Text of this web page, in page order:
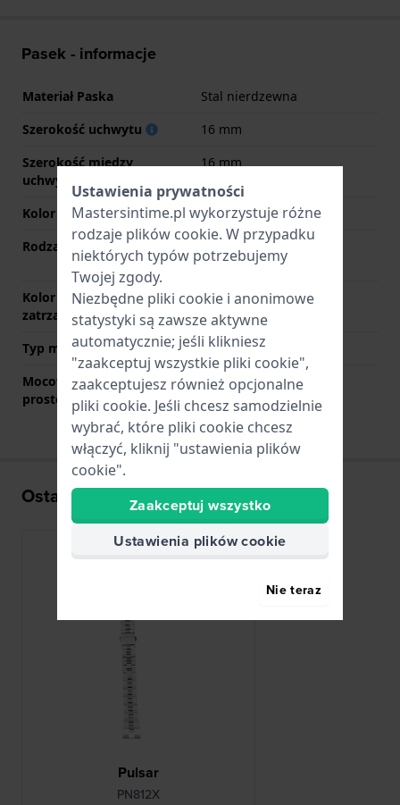
Pasek - informacje
Materiał Paska
Stal nierdzewna
Szerokość uchwytu
16 mm
Szerokość między
uchwytami
16 mm
Kolor paska
Srebrny
Rodzaj zapięcia
Zapięcie zatrzaskowe z
przyciskami
Kolor zapięcia
zatrzaskowego
Srebrny
Typ mocowania
Kołki sprężyste
Mocowanie za pomocą
prostego bolca
Nie
Ostatnio oglądane
Pulsar
PN812X
Ustawienia prywatności
Mastersintime.pl wykorzystuje różne
rodzaje plików cookie. W przypadku
niektórych typów potrzebujemy
Twojej zgody.
Niezbędne pliki cookie i anonimowe
statystyki są zawsze aktywne
automatycznie; jeśli klikniesz
"zaakceptuj wszystkie pliki cookie",
zaakceptujesz również opcjonalne
pliki cookie. Jeśli chcesz samodzielnie
wybrać, które pliki cookie chcesz
włączyć, kliknij "ustawienia plików
cookie".
Zaakceptuj wszystko
Ustawienia plików cookie
Nie teraz